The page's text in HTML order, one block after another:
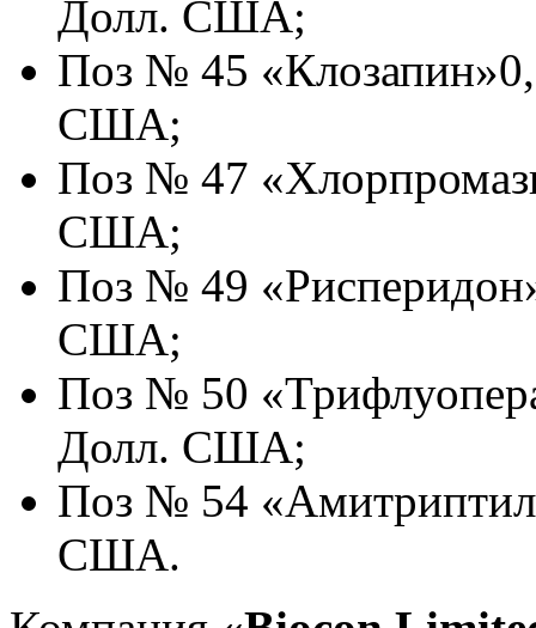
Долл. США;
Поз № 45
США;
Поз № 47
США;
Поз № 49
США;
Поз № 50
Долл. США;
Поз № 54
США.